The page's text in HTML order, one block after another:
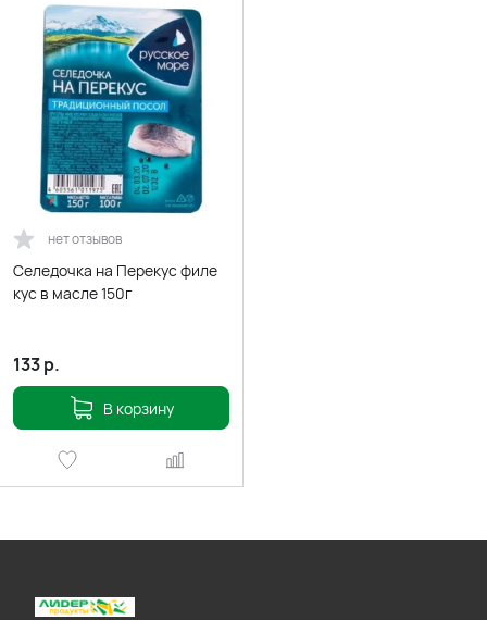
нет отзывов
Селедочка на Перекус филе
кус в масле 150г
133р.
В корзину